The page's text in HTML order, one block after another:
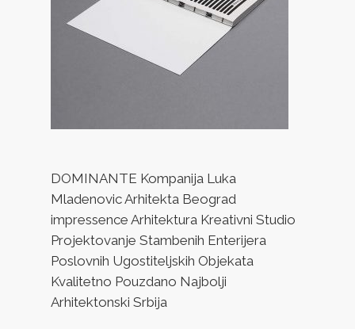
DOMINANTE Kompanija Luka
Mladenovic Arhitekta Beograd
impressence Arhitektura Kreativni Studio
Projektovanje Stambenih Enterijera
Poslovnih Ugostiteljskih Objekata
Kvalitetno Pouzdano Najbolji
Arhitektonski Srbija